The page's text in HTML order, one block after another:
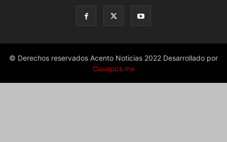
© Derechos reservados Acento Noticias 2022 Desarrollado por
Cuuapps.mx